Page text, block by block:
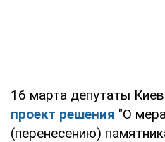
16 марта депутаты
проект решения "О
(перенесению)